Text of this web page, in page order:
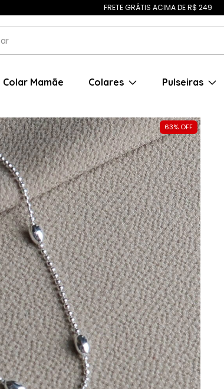
FRETE GRÁTIS ACIMA DE R$ 249
Colar Mamãe Colares Pulseiras
63% OFF